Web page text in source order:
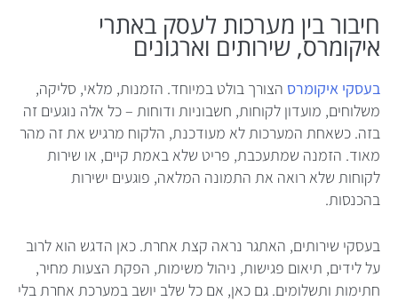
חיבור בין מערכות לעסק באתרי
איקומרס, שירותים וארגונים
בעסקי איקומרס הצורך בולט במיוחד. הזמנות, מלאי, סליקה,
משלוחים, מועדון לקוחות, חשבוניות ודוחות – כל אלה נוגעים זה
בזה. כשאחת המערכות לא מעודכנת, הלקוח מרגיש את זה מהר
מאוד. הזמנה שמתעכבת, פריט שלא באמת קיים, או שירות
לקוחות שלא רואה את התמונה המלאה, פוגעים ישירות
בהכנסות.
בעסקי שירותים, האתגר נראה קצת אחרת. כאן הדגש הוא לרוב
על לידים, תיאום פגישות, ניהול משימות, הפקת הצעות מחיר,
חתימות ותשלומים. גם כאן, אם כל שלב יושב במערכת אחרת בלי